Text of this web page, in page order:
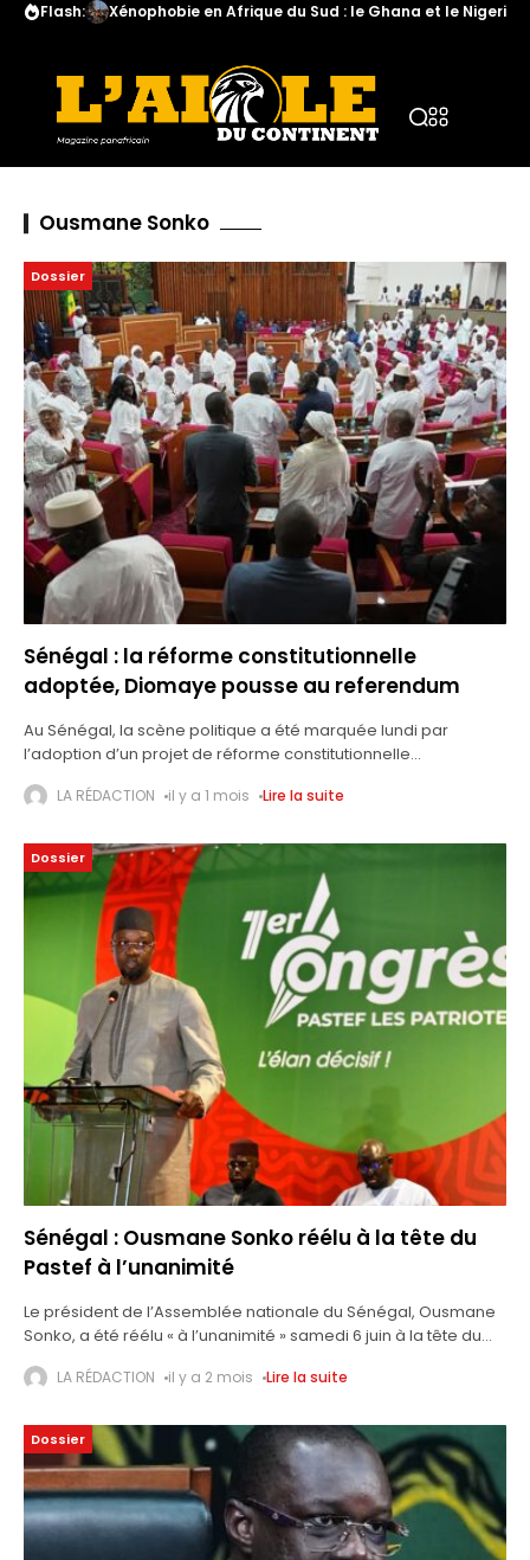
Flash: Le Botswana met en garde ses citoyens concernant
Ousmane Sonko
Dossier
Sénégal : la réforme constitutionnelle
adoptée, Diomaye pousse au referendum
Au Sénégal, la scène politique a été marquée lundi par
l’adoption d’un projet de réforme constitutionnelle
le gouvernement et le Parlement.
LA RÉDACTION il y a 1 mois Lire la suite
Dossier
Sénégal : Ousmane Sonko réélu à la tête du
Pastef à l’unanimité
Le président de l’Assemblée nationale du Sénégal, Ousmane
Sonko, a été réélu « à l’unanimité » samedi 6 juin à la tête du
22 maiLA RÉDACTION il y a 2 mois Lire la suite
Dossier